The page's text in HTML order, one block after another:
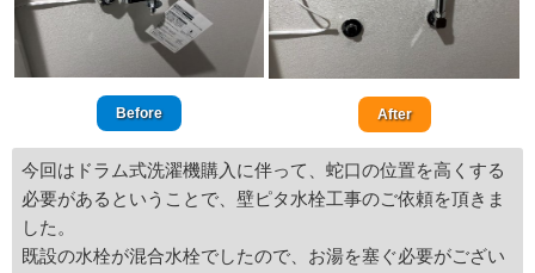
Before After
今回はドラム式洗濯機購入に伴って、蛇口の位置を高くする
必要があるということで、壁ピタ水栓工事のご依頼を頂きま
した。
既設の水栓が混合水栓でしたので、お湯を塞ぐ必要がござい